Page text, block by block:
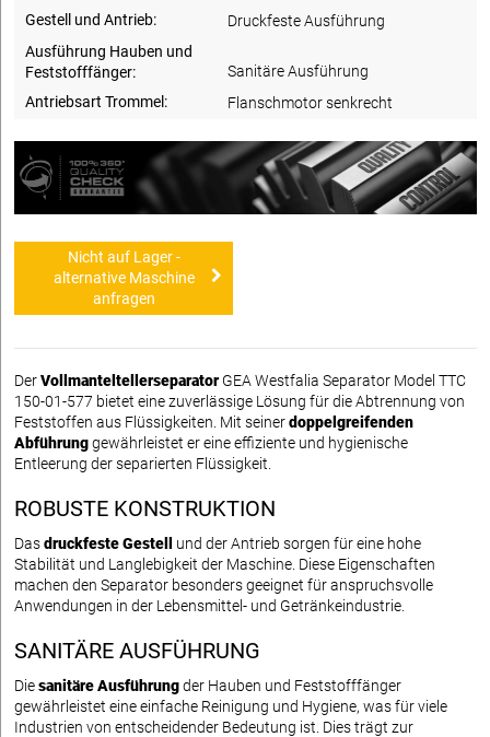
Gestell und Antrieb:
Druckfeste Ausführung
Ausführung Hauben und
Feststofffänger:
Sanitäre Ausführung
Antriebsart Trommel:
Flanschmotor senkrecht
Nicht auf Lager -
alternative Maschine
anfragen
DerVollmanteltellerseparatorGEA Westfalia Separator Model TTC
150-01-577 bietet eine zuverlässige Lösung für die Abtrennung von
Feststoffen aus Flüssigkeiten. Mit seinerdoppelgreifenden
Abführunggewährleistet er eine effiziente und hygienische
Entleerung der separierten Flüssigkeit.
ROBUSTE KONSTRUKTION
Dasdruckfeste Gestell
und der Antrieb sorgen für eine hohe
Stabilität und Langlebigkeit der Maschine. Diese Eigenschaften
machen den Separator besonders geeignet für anspruchsvolle
Anwendungen in der Lebensmittel- und Getränkeindustrie.
SANITÄRE AUSFÜHRUNG
Diesanitäre Ausführungder Hauben und Feststofffänger
gewährleistet eine einfache Reinigung und Hygiene, was für viele
Industrien von entscheidender Bedeutung ist. Dies trägt zur